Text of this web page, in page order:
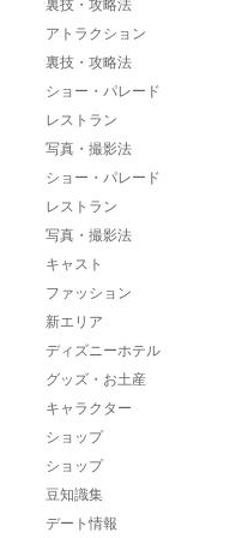
裏技・攻略法
アトラクション
裏技・攻略法
ショー・パレード
レストラン
写真・撮影法
ショー・パレード
レストラン
写真・撮影法
キャスト
ファッション
新エリア
ディズニーホテル
グッズ・お土産
キャラクター
ショップ
ショップ
豆知識集
デート情報